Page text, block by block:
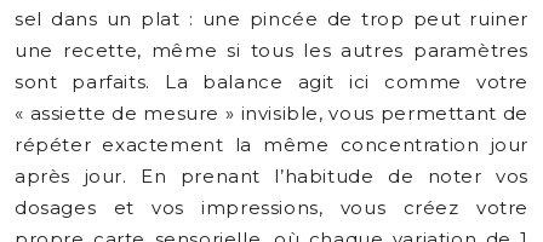
sel dans un plat : une pincée de trop peut ruiner
une recette, même si tous les autres paramètres
sont parfaits. La balance agit ici comme votre
« assiette de mesure » invisible, vous permettant de
répéter exactement la même concentration jour
après jour. En prenant l’habitude de noter vos
dosages et vos impressions, vous créez votre